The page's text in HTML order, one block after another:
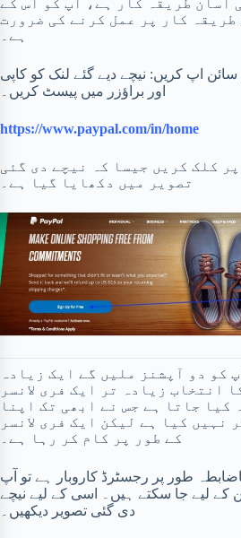
آسان طریقہ کار ہے، آپ کو اس کے
طریقہ کار پر عمل کرنے کی ضرورت
ہے۔
سائن اپ کریں: نیچے دیے گئے لنک کو کاپی
اور براؤزر میں پیسٹ کریں۔
https://www.paypal.com/in/home
کلک کریں جیسا کہ نیچے دی گئی
تصویر میں دکھایا گیا ہے۔
کو دو آپشنز ملیں گے ایک زیادہ
انتخاب زیادہ تر ایک فری لانسر
کیا جاتا ہے جس نے ابھی تک اپنا
نہیں کیا ہے لیکن ایک فری لانسر
کے طور پر کام کر رہا ہے۔
طور پر رجسٹرڈ کاروبار ہے تو آپ
کے لیے جا سکتے ہیں۔ اسی کے لیے نیچے
دی گئی تصویر دیکھیں۔